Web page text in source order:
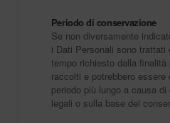
Periodo di conservazione
Se non diversamente
i Dati Personali sono trattati
tempo richiesto dalla
raccolti e potrebbero essere
periodo più lungo a causa
legali o sulla base del